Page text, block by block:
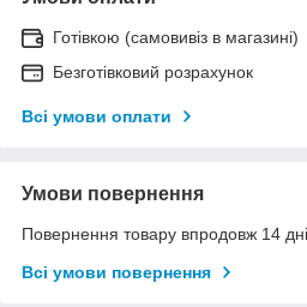
Готівкою (самовивіз в магазині)
Безготівковий розрахунок
Всі умови оплати
Умови повернення
Повернення товару впродовж 14
Всі умови повернення